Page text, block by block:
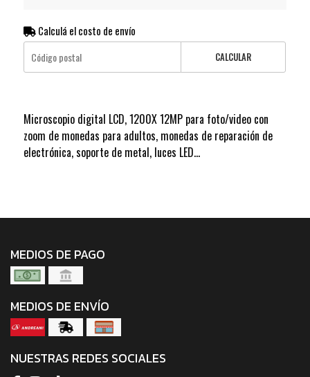
Calculá el costo de envío
CALCULAR
Microscopio digital LCD, 1200X 12MP para foto/video con
zoom de monedas para adultos, monedas de reparación de
electrónica, soporte de metal, luces LED…
MEDIOS DE PAGO
MEDIOS DE ENVÍO
NUESTRAS REDES SOCIALES